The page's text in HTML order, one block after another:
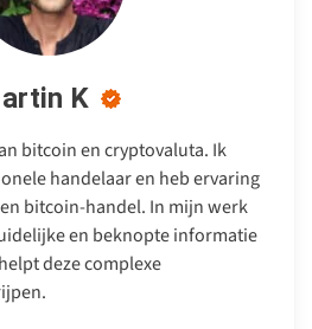
K
bitcoin en cryptovaluta. Ik
handelaar en heb ervaring
bitcoin-handel. In mijn werk
en beknopte informatie
deze complexe